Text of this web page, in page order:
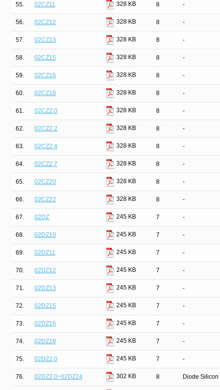
55. 02CZ11 328 KB 8 -
56. 02CZ12 328 KB 8 -
57. 02CZ13 328 KB 8 -
58. 02CZ15 328 KB 8 -
59. 02CZ16 328 KB 8 -
60. 02CZ18 328 KB 8 -
61. 02CZ2.0 328 KB 8 -
62. 02CZ2.2 328 KB 8 -
63. 02CZ2.4 328 KB 8 -
64. 02CZ2.7 328 KB 8 -
65. 02CZ20 328 KB 8 -
66. 02CZ22 328 KB 8 -
67. 02DZ 245 KB 7 -
68. 02DZ10 245 KB 7 -
69. 02DZ11 245 KB 7 -
70. 02DZ12 245 KB 7 -
71. 02DZ13 245 KB 7 -
72. 02DZ15 245 KB 7 -
73. 02DZ16 245 KB 7 -
74. 02DZ18 245 KB 7 -
75. 02DZ2.0 245 KB 7 -
76. 02DZ2.0~02DZ24 302 KB 8 Diode